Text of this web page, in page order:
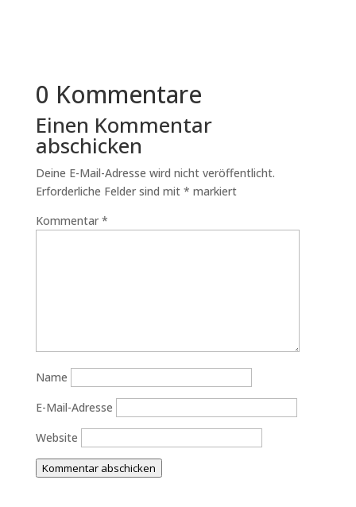
0 Kommentare
Einen Kommentar
abschicken
Deine E-Mail-Adresse wird nicht veröffentlicht.
Erforderliche Felder sind mit * markiert
Kommentar *
Name
E-Mail-Adresse
Website
Kommentar abschicken